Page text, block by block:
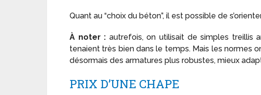
Quant au “choix du béton”, il est possible de
À noter : autrefois, on utilisait de simples treillis
tenaient très bien dans le temps. Mais les normes
désormais des armatures plus robustes, mieux
PRIX D’UNE CHAPE